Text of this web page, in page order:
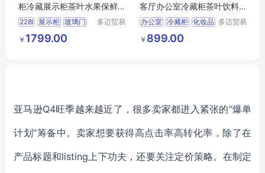
柜冷藏展示柜茶叶水果保鲜
玻璃门陈列柜
228l 展示柜 玻璃门
陈列柜
多迈贸易
￥ 1799.00
客厅办公室冷藏柜茶叶饮料
水果化妆品柜
办公室 冷藏柜 化妆品 多迈贸易
￥ 899.00
亚马逊Q4旺季越来越近了，很多卖家都进入紧张的“爆单
计划”筹备中。卖家想要获得高点击率高转化率，除了在
产品标题和listing上下功夫，还要关注定价策略。在制定